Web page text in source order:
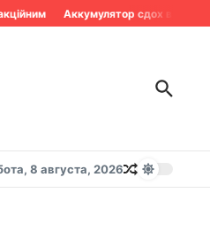
Аккумулятор сдох в мороз:
8 августа, 2026